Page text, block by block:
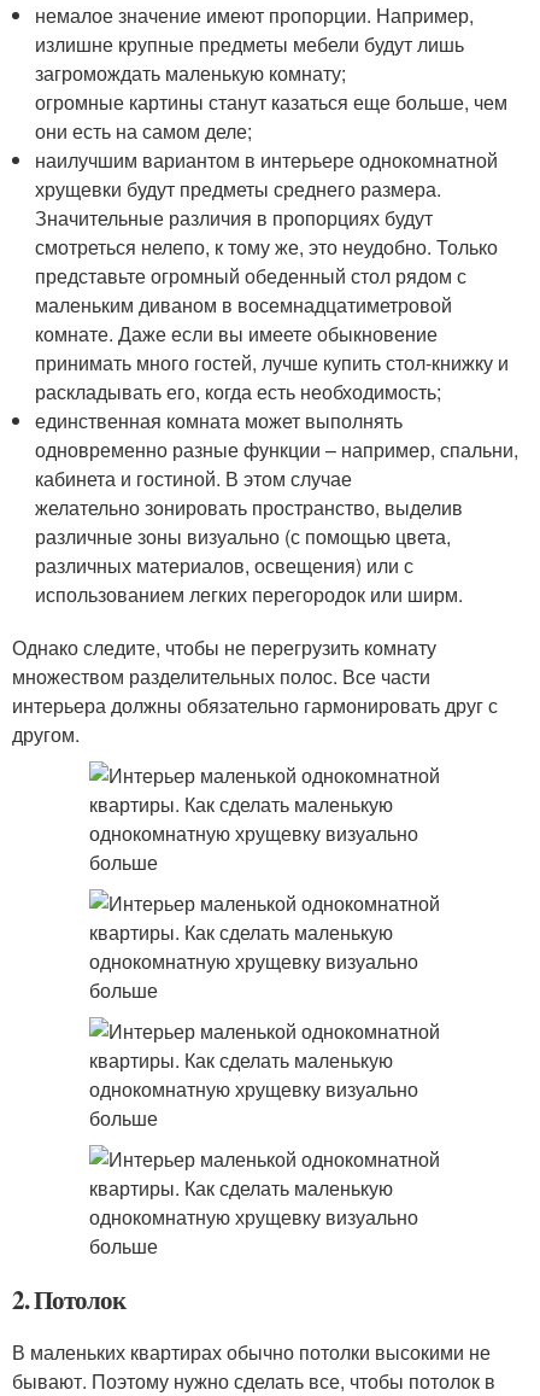
немалое значение имеют пропорции. Например,
излишне крупные предметы мебели будут лишь
загромождать маленькую комнату;
огромные картины станут казаться еще больше, чем
они есть на самом деле;
наилучшим вариантом в интерьере однокомнатной
хрущевки будут предметы среднего размера.
Значительные различия в пропорциях будут
смотреться нелепо, к тому же, это неудобно. Только
представьте огромный обеденный стол рядом с
маленьким диваном в восемнадцатиметровой
комнате. Даже если вы имеете обыкновение
принимать много гостей, лучше купить стол-книжку и
раскладывать его, когда есть необходимость;
единственная комната может выполнять
одновременно разные функции – например, спальни,
кабинета и гостиной. В этом случае
желательно зонировать пространство, выделив
различные зоны визуально (с помощью цвета,
различных материалов, освещения) или с
использованием легких перегородок или ширм.
Однако следите, чтобы не перегрузить комнату
множеством разделительных полос. Все части
интерьера должны обязательно гармонировать друг с
другом.
2. Потолок
В маленьких квартирах обычно потолки высокими не
бывают. Поэтому нужно сделать все, чтобы потолок в